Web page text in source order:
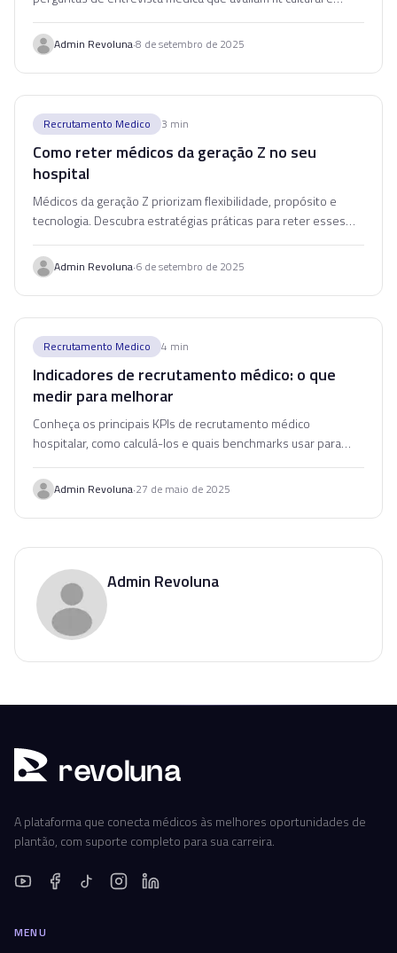
Admin Revoluna·8 de setembro de 2025
Recrutamento Medico 3 min
Como reter médicos da geração Z no seu
hospital
Médicos da geração Z priorizam flexibilidade, propósito e
tecnologia. Descubra estratégias práticas para reter esses
Admin Revoluna·6 de setembro de 2025
Recrutamento Medico 4 min
Indicadores de recrutamento médico: o que
medir para melhorar
Conheça os principais KPIs de recrutamento médico
hospitalar, como calculá-los e quais benchmarks usar para
Admin Revoluna·27 de maio de 2025
Admin Revoluna
revoluna
A plataforma que conecta médicos às melhores oportunidades de
plantão, com suporte completo para sua carreira.
MENU